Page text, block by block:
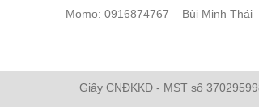
Momo: 0916874767 – Bùi Minh Thái
Giấy CNĐKKD - MST số